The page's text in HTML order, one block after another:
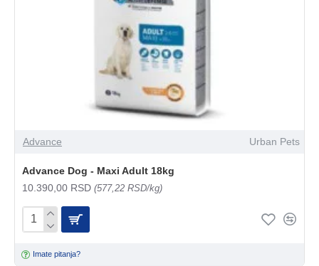
Advance Urban Pets
Advance Dog - Maxi Adult 18kg
10.390,00 RSD (577,22 RSD/kg)
Imate pitanja?